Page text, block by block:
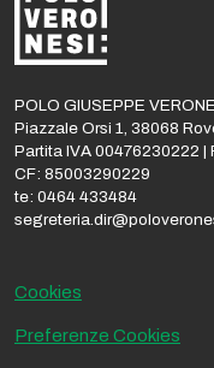
POLO GIUSEPPE
Piazzale Orsi 1, 38068
Partita IVA 00476230222 |
CF: 85003290229
te: 0464 433484
Cookies
Preferenze Cookies